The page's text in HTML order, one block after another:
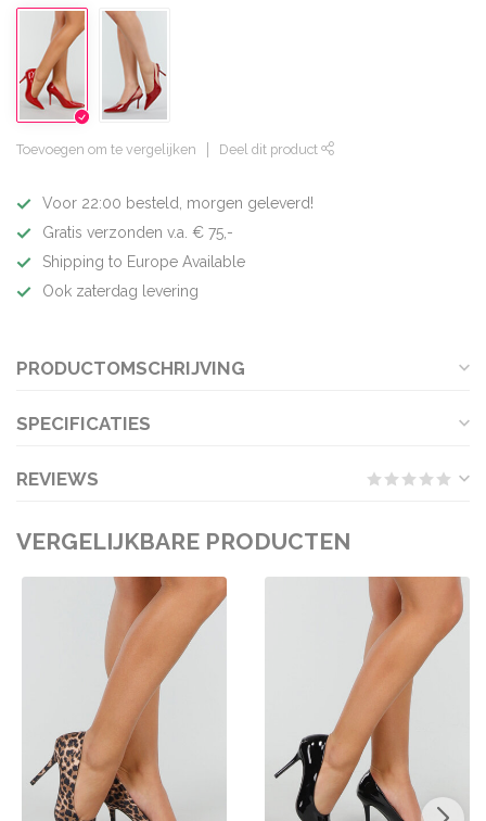
Toevoegen om te vergelijken Deel dit product
Voor 22:00 besteld, morgen geleverd!
Gratis verzonden v.a. € 75,-
Shipping to Europe Available
Ook zaterdag levering
PRODUCTOMSCHRIJVING
SPECIFICATIES
REVIEWS
VERGELIJKBARE PRODUCTEN